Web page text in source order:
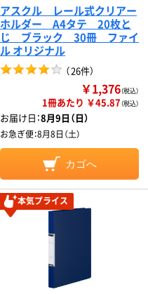
アスクル レール式クリアー
ホルダー A4タテ 20枚と
じ ブラック 30冊 ファイ
ル オリジナル
（26件）
￥1,376（税込）
1冊あたり ￥45.87（税込）
お届け日：8月9日（日）
お急ぎ便：8月8日（土）
カゴへ
本気プライス